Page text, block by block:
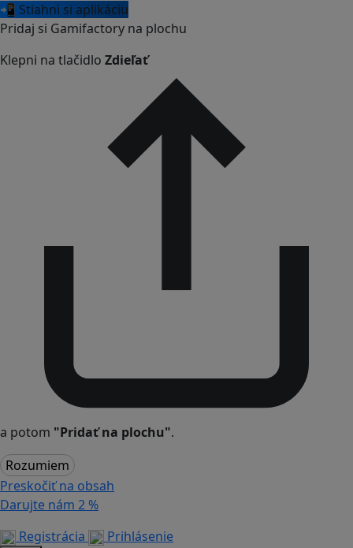
📲 Stiahni si aplikáciu
Pridaj si Gamifactory na plochu
Klepni na tlačidlo Zdieľať
a potom "Pridať na plochu".
Rozumiem
Preskočiť na obsah
Darujte nám 2 %
Registrácia
Prihlásenie